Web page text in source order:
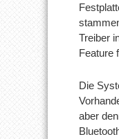
Treiber
Feature
Die
aber